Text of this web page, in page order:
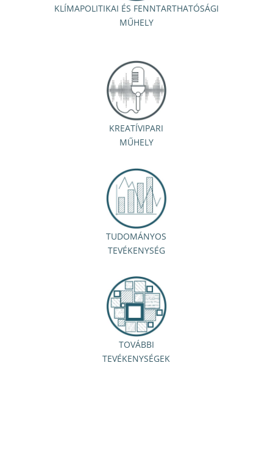
KLÍMAPOLITIKAI ÉS FENNTARTHATÓSÁGI
MŰHELY
KREATÍVIPARI
MŰHELY
TUDOMÁNYOS
TEVÉKENYSÉG
TOVÁBBI
TEVÉKENYSÉGEK